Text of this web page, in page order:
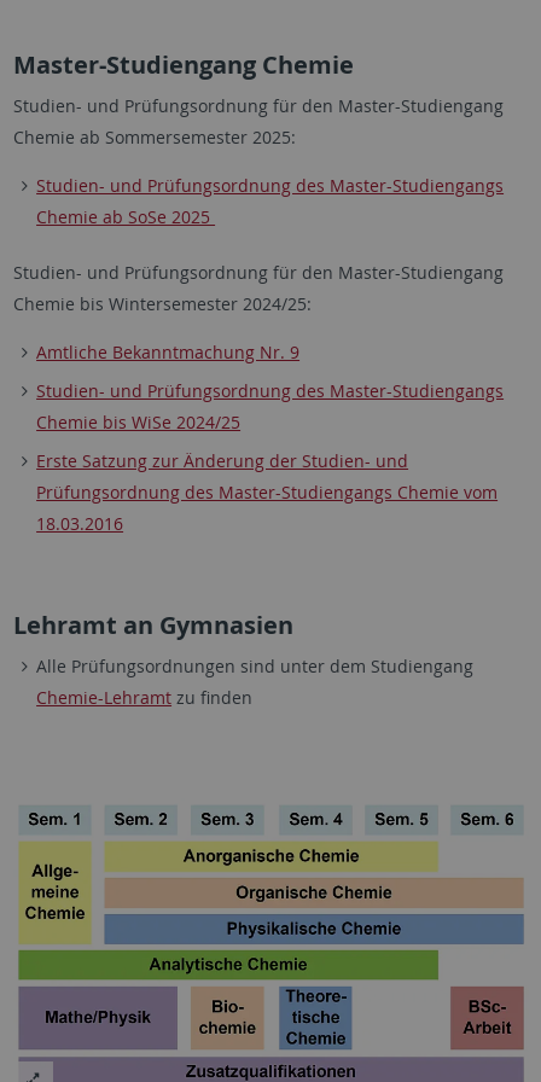
Master-Studiengang Chemie
Studien- und Prüfungsordnung für den Master-Studiengang
Chemie ab Sommersemester 2025:
Studien- und Prüfungsordnung des Master-Studiengangs
Chemie ab SoSe 2025
Studien- und Prüfungsordnung für den Master-Studiengang
Chemie bis Wintersemester 2024/25:
Amtliche Bekanntmachung Nr. 9
Studien- und Prüfungsordnung des Master-Studiengangs
Chemie bis WiSe 2024/25
Erste Satzung zur Änderung der Studien- und
Prüfungsordnung des Master-Studiengangs Chemie vom
18.03.2016
Lehramt an Gymnasien
Alle Prüfungsordnungen sind unter dem Studiengang
Chemie-Lehramt zu finden